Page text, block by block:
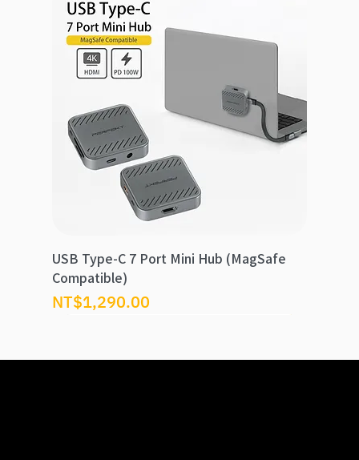
USB Type-C 7 Port Mini Hub (MagSafe
Compatible)
價格
NT$1,290.00